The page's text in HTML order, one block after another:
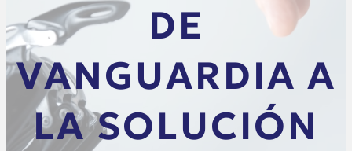
DE
VANGUARDIA A
LA SOLUCIÓN